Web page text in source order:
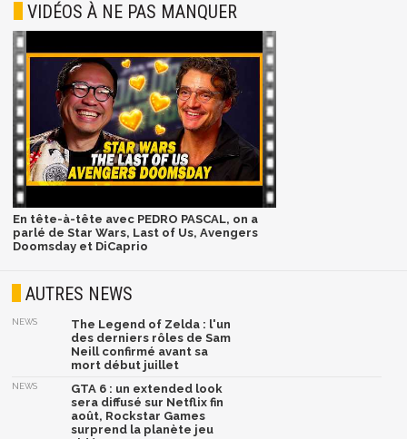
VIDÉOS À NE PAS MANQUER
En tête-à-tête avec PEDRO PASCAL, on a
parlé de Star Wars, Last of Us, Avengers
Doomsday et DiCaprio
AUTRES NEWS
NEWS
The Legend of Zelda : l'un
des derniers rôles de Sam
Neill confirmé avant sa
mort début juillet
NEWS
GTA 6 : un extended look
sera diffusé sur Netflix fin
août, Rockstar Games
surprend la planète jeu